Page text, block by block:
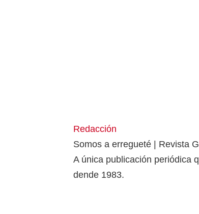
Redacción
Somos a erregueté | Revista
A única publicación periódica
dende 1983.